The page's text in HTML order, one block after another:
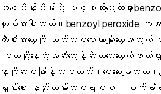
အရေထိန်းသိမ်းတဲ့ ပစ္စည်းတွေထဲမှာ
ထားပါတယ်။benzoyl peroxide ကအရ
ရီးယားတွေကို သုတ်သင်ပေးတာမျိုးတွေအတွက်
ပိတ်ဆို့နေတဲ့အဆီတွေနဲ့ဆဲလ်သေတွေကိုဖယ်ရှားပေ
ာကိုဆပ်ပြာနဲ့သစ်တယ်၊ရေဆေးချတယ်
င်းရေး နည်းလမ်းတစ်ရပ်ပါ။ ဝက်ခ